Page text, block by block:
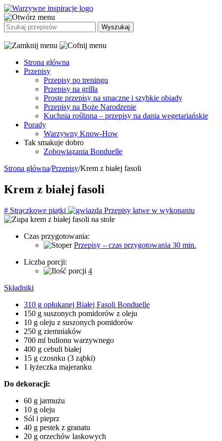
Strona główna
Przepisy
Przepisy po treningu
Przepisy na grilla
Proste przepisy na smaczne i szybkie obiady
Przepisy na Boże Narodzenie
Kuchnia roślinna – przepisy na dania wegetariańskie
Porady
Warzywny Know-How
Tak smakuje dobro
Zobowiązania Bonduelle
Strona główna/Przepisy/Krem z białej fasoli
Krem z białej fasoli
# Strączkowe piątki Przepisy łatwe w wykonaniu
Czas przygotowania:
Przepisy – czas przygotowania 30 min.
Liczba porcji:
4
Składniki
310 g opłukanej Białej Fasoli Bonduelle
150 g suszonych pomidorów z oleju
10 g oleju z suszonych pomidorów
250 g ziemniaków
700 ml bulionu warzywnego
400 g cebuli białej
15 g czosnku (3 ząbki)
1 łyżeczka majeranku
Do dekoracji:
60 g jarmużu
10 g oleju
Sól i pieprz
40 g pestek z granatu
20 g orzechów laskowych